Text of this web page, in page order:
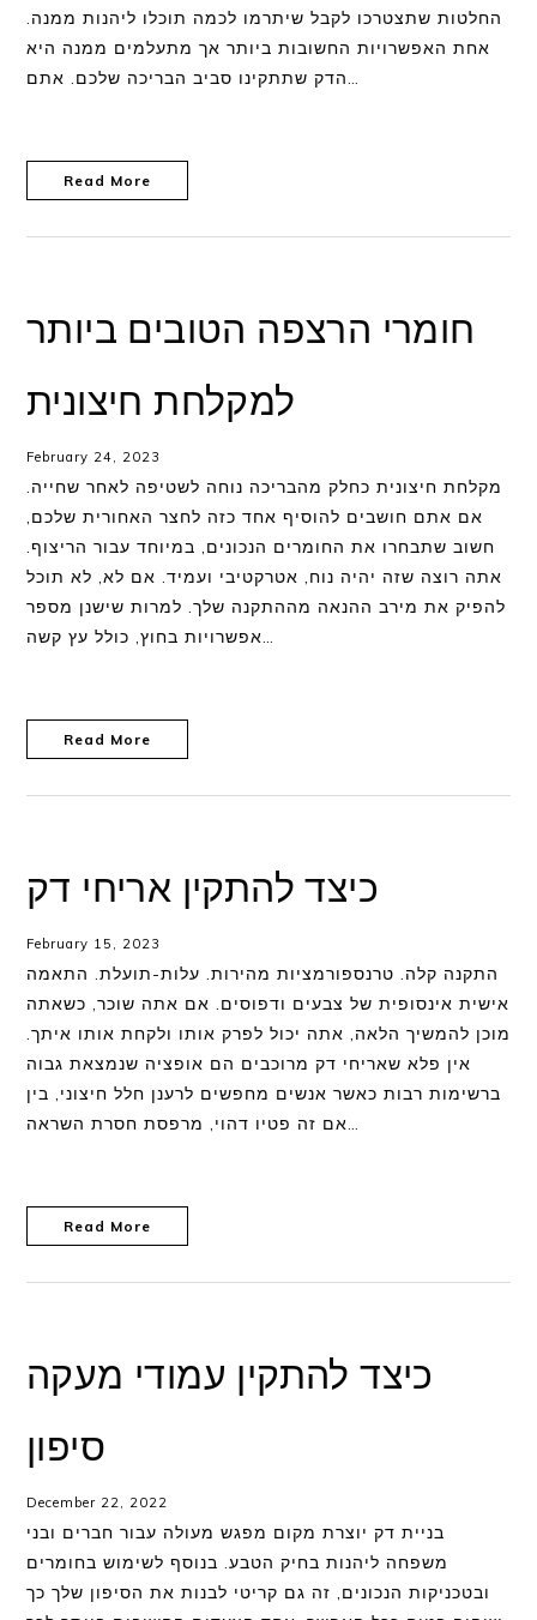
החלטות שתצטרכו לקבל שיתרמו לכמה תוכלו ליהנות ממנה.
אחת האפשרויות החשובות ביותר אך מתעלמים ממנה היא
הדק שתתקינו סביב הבריכה שלכם. אתם…
Read More
חומרי הרצפה הטובים ביותר
למקלחת חיצונית
February 24, 2023
מקלחת חיצונית כחלק מהבריכה נוחה לשטיפה לאחר שחייה.
אם אתם חושבים להוסיף אחד כזה לחצר האחורית שלכם,
חשוב שתבחרו את החומרים הנכונים, במיוחד עבור הריצוף.
אתה רוצה שזה יהיה נוח, אטרקטיבי ועמיד. אם לא, לא תוכל
להפיק את מירב ההנאה מההתקנה שלך. למרות שישנן מספר
אפשרויות בחוץ, כולל עץ קשה…
Read More
כיצד להתקין אריחי דק
February 15, 2023
התקנה קלה. טרנספורמציות מהירות. עלות-תועלת. התאמה
אישית אינסופית של צבעים ודפוסים. אם אתה שוכר, כשאתה
מוכן להמשיך הלאה, אתה יכול לפרק אותו ולקחת אותו איתך.
אין פלא שאריחי דק מרוכבים הם אופציה שנמצאת גבוה
ברשימות רבות כאשר אנשים מחפשים לרענן חלל חיצוני, בין
אם זה פטיו דהוי, מרפסת חסרת השראה…
Read More
כיצד להתקין עמודי מעקה
סיפון
December 22, 2022
בניית דק יוצרת מקום מפגש מעולה עבור חברים ובני
משפחה ליהנות בחיק הטבע. בנוסף לשימוש בחומרים
ובטכניקות הנכונים, זה גם קריטי לבנות את הסיפון שלך כך